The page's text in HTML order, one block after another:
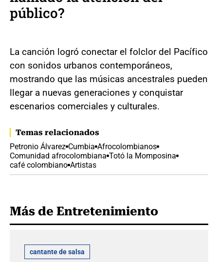
público?
La canción logró conectar el folclor del Pacífico
con sonidos urbanos contemporáneos,
mostrando que las músicas ancestrales pueden
llegar a nuevas generaciones y conquistar
escenarios comerciales y culturales.
Temas relacionados
Petronio Álvarez Cumbia Afrocolombianos
Comunidad afrocolombiana Totó la Momposina
café colombiano Artistas
Más de Entretenimiento
cantante de salsa